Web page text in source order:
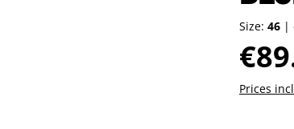
Size: 46 |
Regular
Prices